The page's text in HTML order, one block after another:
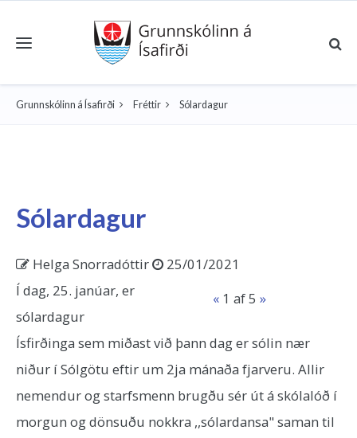
Toggle navigation
Grunnskólinn á Ísafirði Fréttir Sólardagur
Sólardagur
Helga Snorradóttir
25/01/2021
« 1 af 5 »
Í dag, 25. janúar, er
sólardagur
Ísfirðinga sem miðast við þann dag er sólin nær
niður í Sólgötu eftir um 2ja mánaða fjarveru. Allir
nemendur og starfsmenn brugðu sér út á skólalóð í
morgun og dönsuðu nokkra ,,sólardansa" saman til